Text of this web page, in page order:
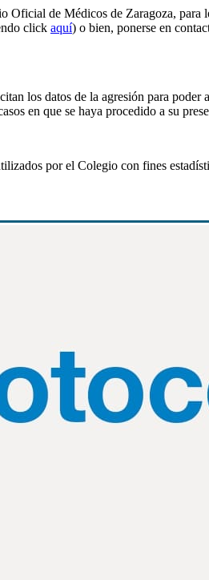
Oficial de Médicos de Zaragoza,
click aquí) o bien, ponerse en
los datos de la agresión para poder
en que se haya procedido a su
por el Colegio con fines